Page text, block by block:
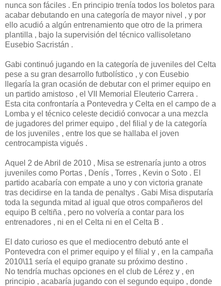
nunca son fáciles . En principio trenía todos los boletos para
acabar debutando en una categoría de mayor nivel , y por
ello acudió a algún entrenamiento que otro de la primera
plantilla , bajo la supervisión del técnico vallisoletano
Eusebio Sacristán .
Gabi continuó jugando en la categoría de juveniles del Celta
pese a su gran desarrollo futbolístico , y con Eusebio
llegaría la gran ocasión de debutar con el primer equipo en
un partido amistoso , el VII Memorial Eleuterio Carrera .
Esta cita confrontaría a Pontevedra y Celta en el campo de a
Lomba y el técnico celeste decidió convocar a una mezcla
de jugadores del primer equipo , del filial y de la categoría
de los juveniles , entre los que se hallaba el joven
centrocampista vigués .
Aquel 2 de Abril de 2010 , Misa se estrenaría junto a otros
juveniles como Portas , Denís , Torres , Kevin o Soto . El
partido acabaría con empate a uno y con victoria granate
tras decidirse en la tanda de penaltys . Gabi Misa disputaría
toda la segunda mitad al igual que otros compañeros del
equipo B celtiña , pero no volvería a contar para los
entrenadores , ni en el Celta ni en el Celta B .
El dato curioso es que el mediocentro debutó ante el
Pontevedra con el primer equipo y el filial y , en la campaña
2010\11 sería el equipo granate su próximo destino .
No tendría muchas opciones en el club de Lérez y , en
principio , acabaría jugando con el segundo equipo , donde